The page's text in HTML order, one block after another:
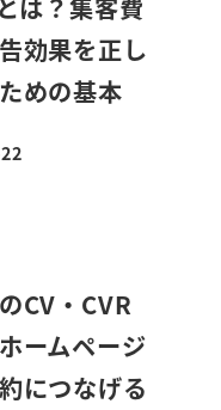
効果を正し
めの基本
CV・CVR
ームページ
につなげる